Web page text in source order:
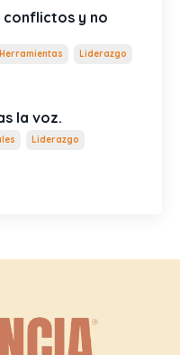
conflictos y no
Herramientas Liderazgo
la voz.
Liderazgo